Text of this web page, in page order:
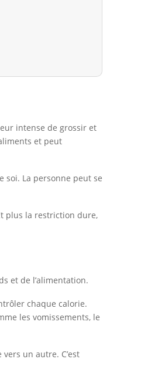
intense de grossir et
et peut
soi. La personne peut se
plus la restriction dure,
et de l’alimentation.
chaque calorie.
les vomissements, le
un autre. C’est